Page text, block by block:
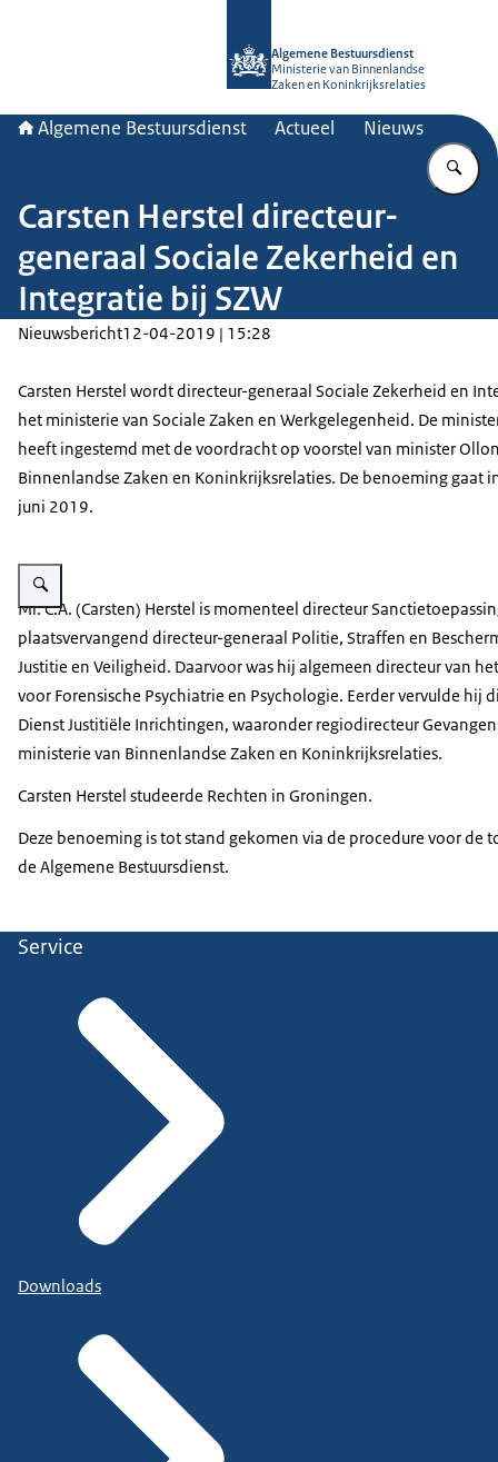
Algemene Bestuursdienst
Ministerie van Binnenlandse
Zaken en Koninkrijksrelaties
Algemene Bestuursdienst Actueel Nieuws
Carsten Herstel directeur-
generaal Sociale Zekerheid en
Integratie bij SZW
Nieuwsbericht12-04-2019 | 15:28
Carsten Herstel wordt directeur-generaal Sociale Zekerheid en
het ministerie van Sociale Zaken en Werkgelegenheid. De
heeft ingestemd met de voordracht op voorstel van minister
Binnenlandse Zaken en Koninkrijksrelaties. De benoeming gaat
juni 2019.
Vergroot afbeelding Carsten Herstel
Mr. C.A. (Carsten) Herstel is momenteel directeur
plaatsvervangend directeur-generaal Politie, Straffen en
Justitie en Veiligheid. Daarvoor was hij algemeen directeur van
voor Forensische Psychiatrie en Psychologie. Eerder vervulde hij
Dienst Justitiële Inrichtingen, waaronder regiodirecteur
ministerie van Binnenlandse Zaken en Koninkrijksrelaties.
Carsten Herstel studeerde Rechten in Groningen.
Deze benoeming is tot stand gekomen via de procedure voor de
de Algemene Bestuursdienst.
Service
Downloads